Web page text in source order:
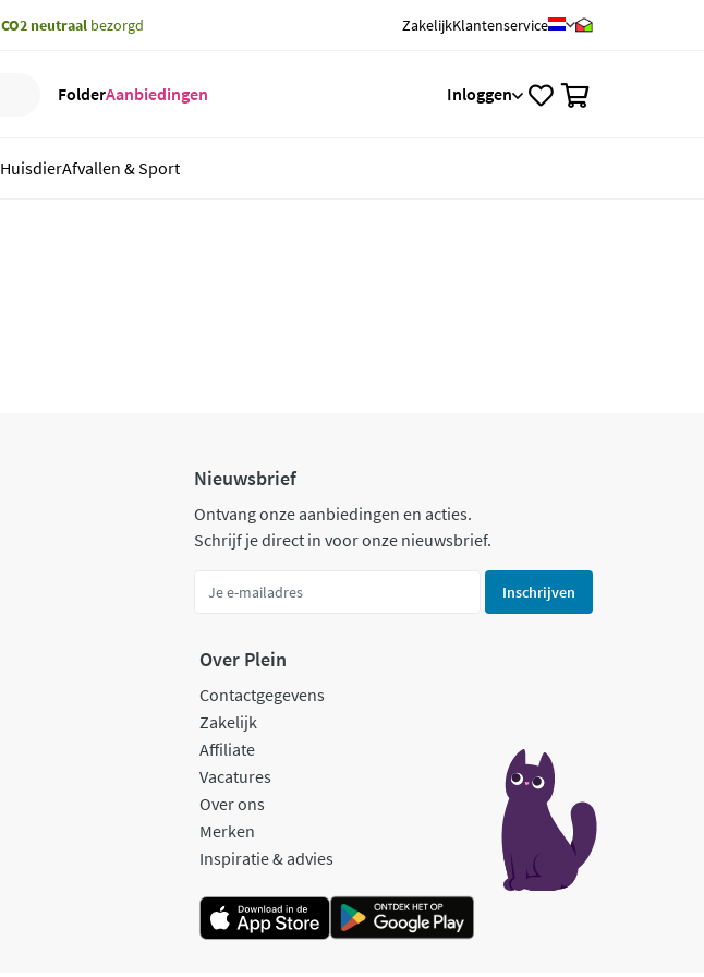
CO2 neutraal bezorgd ZakelijkKlantenservice
FolderAanbiedingen Inloggen
HuisdierAfvallen & Sport
Nieuwsbrief
Ontvang onze aanbiedingen en acties.
Schrijf je direct in voor onze nieuwsbrief.
Inschrijven
Over Plein
Contactgegevens
Zakelijk
Affiliate
Vacatures
Over ons
Merken
Inspiratie & advies